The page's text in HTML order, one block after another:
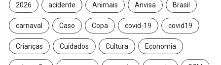
2026 acidente Animais Anvisa Brasil
carnaval Caso Copa covid-19 covid19
Crianças Cuidados Cultura Economia